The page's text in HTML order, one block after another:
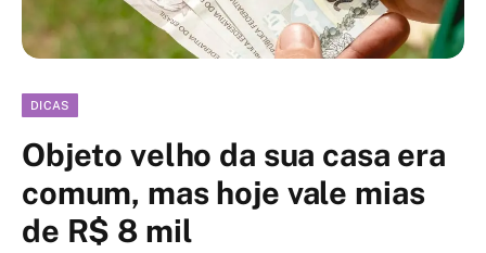
DICAS
Objeto velho da sua casa era
comum, mas hoje vale mias
de R$ 8 mil